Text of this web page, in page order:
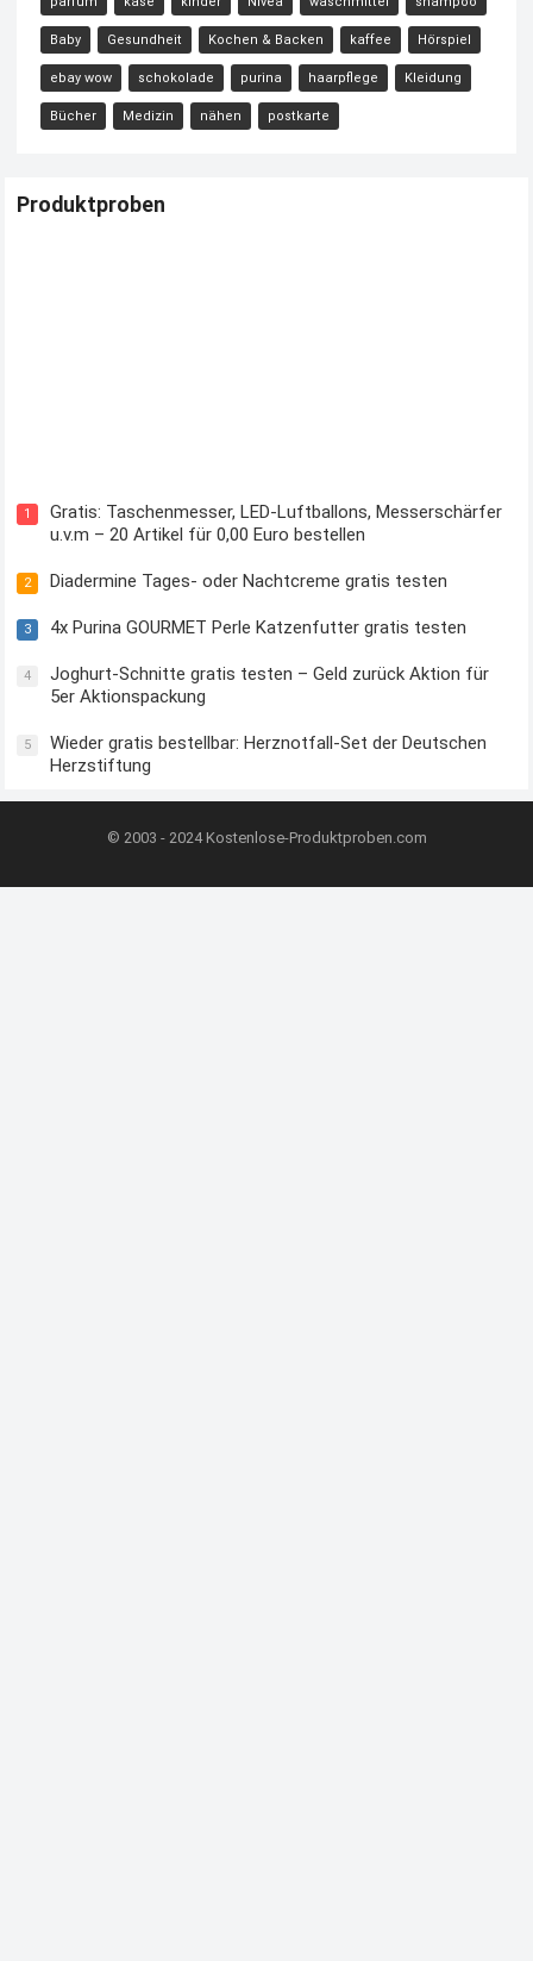
Baby Gesundheit Kochen & Backen kaffee Hörspiel
ebay wow schokolade purina haarpflege Kleidung
Bücher Medizin nähen postkarte
Produktproben
1
Gratis: Taschenmesser, LED-Luftballons, Messerschärfer
u.v.m – 20 Artikel für 0,00 Euro bestellen
2 Diadermine Tages- oder Nachtcreme gratis testen
3 4x Purina GOURMET Perle Katzenfutter gratis testen
4
Joghurt-Schnitte gratis testen – Geld zurück Aktion für
5er Aktionspackung
5
Wieder gratis bestellbar: Herznotfall-Set der Deutschen
Herzstiftung
© 2003 - 2024 Kostenlose-Produktproben.com